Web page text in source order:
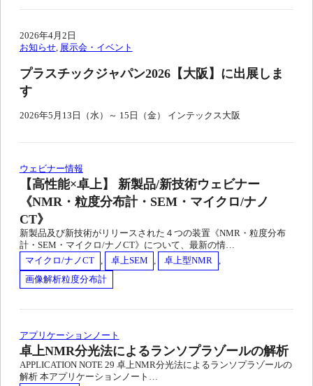
2026年4月2日
お知らせ, 展示会・イベント
プラスチックジャパン2026【大阪】に出展しま
す
2026年5月13日（水）～ 15日（金） インテックス大阪
ウェビナー情報
【高性能×卓上】 新製品/新技術ウェビナー
《NMR・粒度分布計・SEM・マイクロ/ナノ
CT》
新製品及び新技術がリリースされた４つの装置《NMR・粒度分布
計・SEM・マイクロ/ナノCT》について、最新の情…
マイクロ/ナノCT
, 卓上SEM , 卓上型NMR
,
画像解析粒度分布計
アプリケーションノート
卓上NMR分光法によるランソプラゾールの解析
APPLICATION NOTE 29 卓上NMR分光法によるランソプラゾールの
解析 本アプリケーションノート…